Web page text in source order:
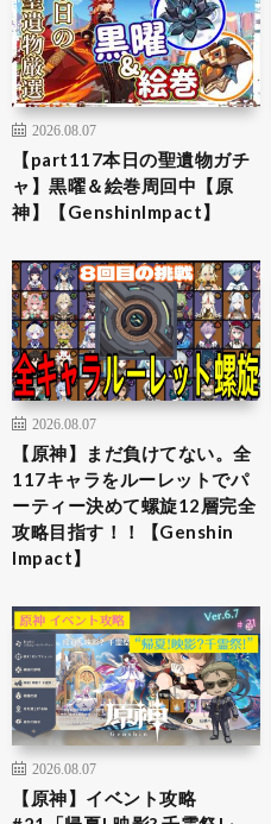
2026.08.07
【part117本日の聖遺物ガチ
ャ】黒曜＆絵巻周回中【原
神】【GenshinImpact】
2026.08.07
【原神】まだ負けてない。全
117キャラをルーレットでパ
ーティー決めて螺旋12層完全
攻略目指す！！【Genshin
Impact】
2026.08.07
【原神】イベント攻略